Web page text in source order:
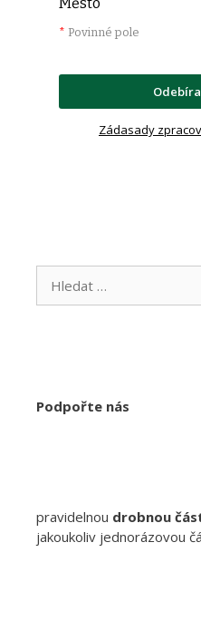
* Povinné pole
Zádasady
Podpořte nás
pravidelnou drobnou
jakoukoliv jednorázovou